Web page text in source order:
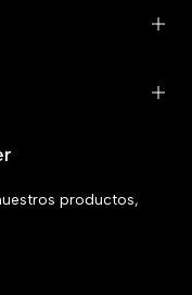
productos,